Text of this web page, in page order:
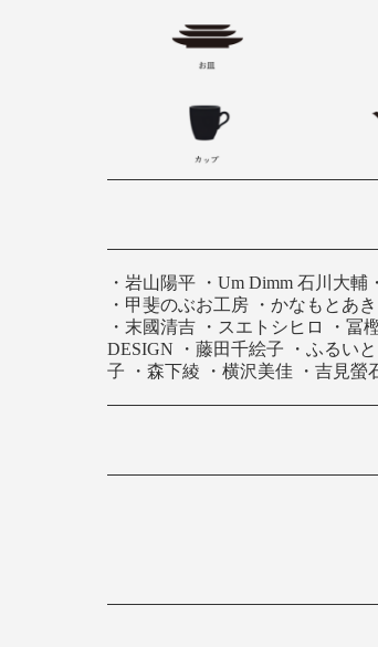
・ 岩山陽平 ・ Um Dimm 石川大輔
・ 甲斐のぶお工房 ・ かなもとあき
・ 末國清吉 ・ スエトシヒロ ・ 冨
DESIGN
・ 藤田千絵子 ・ ふるい
子
・ 森下綾 ・ 横沢美佳 ・ 吉見螢